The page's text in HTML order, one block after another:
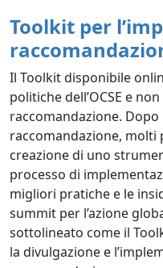
Toolkit per
Il Toolkit disponibile
politiche dell’OCSE e
raccomandazione. Dopo
raccomandazione, molti
creazione di uno
processo di
migliori pratiche e le
summit per l’azione
sottolineato come il
la divulgazione e